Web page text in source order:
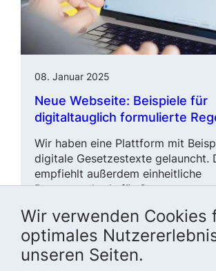
Wir verwenden Cookies
optimales
unseren Seiten.
08. Januar 2025
Neue Webseite: Beispiele für
digitaltauglich formulierte
Wir haben eine Plattform mit
digitale Gesetzestexte gelauncht.
empfiehlt außerdem einheitliche
Datenstandards für Gesetze.
Digitalcheck Gesetzgebung